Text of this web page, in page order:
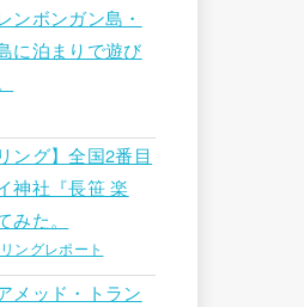
ンボンガン島・
に泊まりで遊び
ング】全国2番目
神社『長笹 楽
みた。
ングレポート
メッド・トラン